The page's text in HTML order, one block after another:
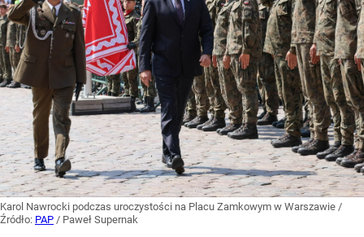
Karol Nawrocki podczas uroczystości na Placu Zamkowym w Warszawie /
Źródło: PAP / Paweł Supernak